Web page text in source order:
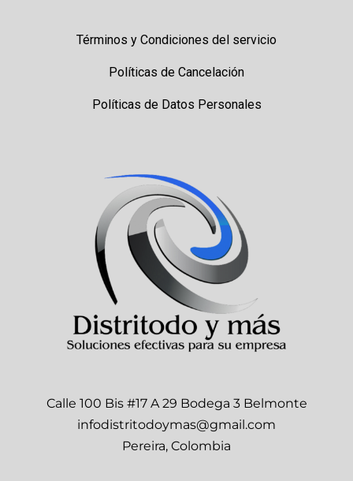
Términos y Condiciones del servicio
Políticas de Cancelación
Políticas de Datos Personales
Calle 100 Bis #17 A 29 Bodega 3 Belmonte
infodistritodoymas@gmail.com
Pereira, Colombia